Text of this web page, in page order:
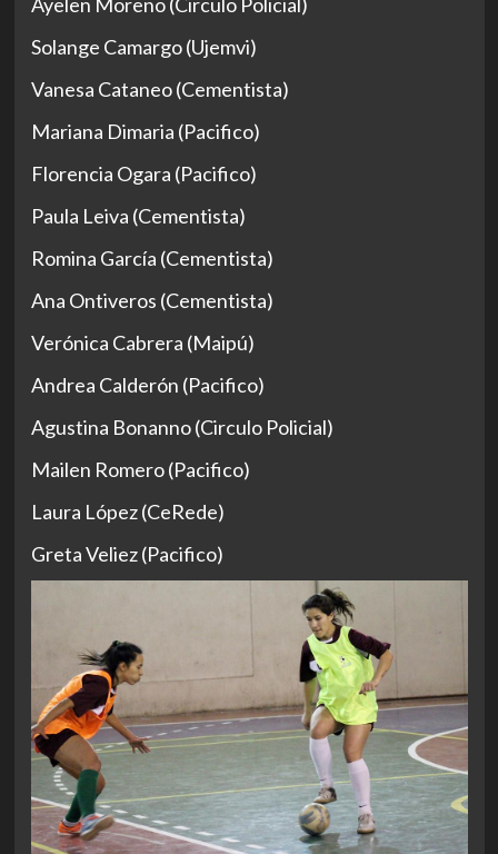
Solange Camargo (Ujemvi)
Vanesa Cataneo (Cementista)
Mariana Dimaria (Pacifico)
Florencia Ogara (Pacifico)
Paula Leiva (Cementista)
Romina García (Cementista)
Ana Ontiveros (Cementista)
Verónica Cabrera (Maipú)
Andrea Calderón (Pacifico)
Agustina Bonanno (Circulo Policial)
Mailen Romero (Pacifico)
Laura López (CeRede)
Greta Veliez (Pacifico)